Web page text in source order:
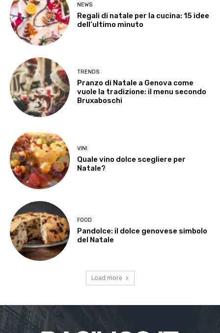
NEWS
Regali di natale per la cucina: 15 idee
dell’ultimo minuto
TRENDS
Pranzo di Natale a Genova come
vuole la tradizione: il menu secondo
Bruxaboschi
VINI
Quale vino dolce scegliere per
Natale?
FOOD
Pandolce: il dolce genovese simbolo
del Natale
Load more